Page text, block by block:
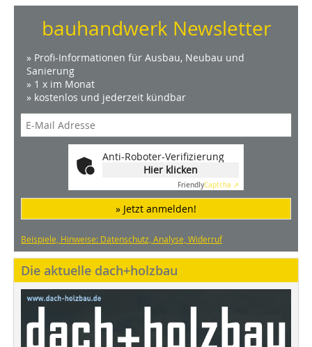
bauhandwerk Newsletter
» Profi-Informationen für Ausbau, Neubau und
Sanierung
» 1 x im Monat
» kostenlos und jederzeit kündbar
Anti-Roboter-Verifizierung
Hier klicken
FriendlyCaptcha ⇗
» Jetzt anmelden!
Beispiele, Hinweise: Datenschutz, Analyse, Widerruf
Die aktuelle dach+holzbau